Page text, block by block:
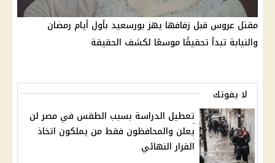
مقتل عروس قبل زفافها يهز بورسعيد بأول أيام رمضان
والنيابة تبدأ تحقيقًا موسعًا لكشف الحقيقة
لا يفوتك
تعطيل الدراسة بسبب الطقس في مصر لن
يعلن والمحافظون فقط من يملكون اتخاذ
القرار النهائي